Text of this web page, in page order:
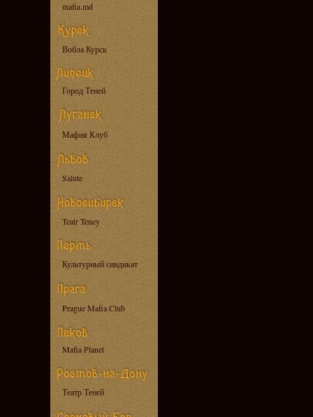
mafia.md
Вобла Курск
Город Теней
Мафия Клуб
Salute
Teatr Teney
Культурный синдикат
Prague Mafia Club
Mafia Planet
Театр Теней